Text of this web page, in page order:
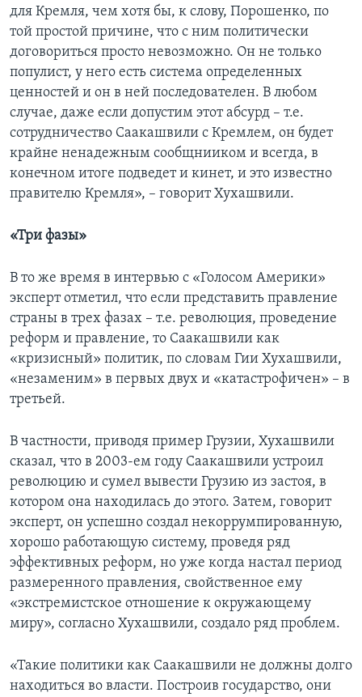
для Кремля, чем хотя бы, к слову, Порошенко, по
той простой причине, что с ним политически
договориться просто невозможно. Он не только
популист, у него есть система определенных
ценностей и он в ней последователен. В любом
случае, даже если допустим этот абсурд – т.е.
сотрудничество Саакашвили с Кремлем, он будет
крайне ненадежным сообщнииком и всегда, в
конечном итоге подведет и кинет, и это известно
правителю Кремля», – говорит Хухашвили.
«Три фазы»
В то же время в интервью с «Голосом Америки»
эксперт отметил, что если представить правление
страны в трех фазах – т.е. революция, проведение
реформ и правление, то Саакашвили как
«кризисный» политик, по словам Гии Хухашвили,
«незаменим» в первых двух и «катастрофичен» – в
третьей.
В частности, приводя пример Грузии, Хухашвили
сказал, что в 2003-ем году Саакашвили устроил
революцию и сумел вывести Грузию из застоя, в
котором она находилась до этого. Затем, говорит
эксперт, он успешно создал некоррумпированную,
хорошо работающую систему, проведя ряд
эффективных реформ, но уже когда настал период
размеренного правления, свойственное ему
«экстремистское отношение к окружающему
миру», согласно Хухашвили, создало ряд проблем.
«Такие политики как Саакашвили не должны долго
находиться во власти. Построив государство, они